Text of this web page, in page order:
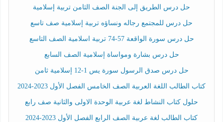
حل درس الطريق إلى الجنة الصف الثامن تربية إسلامية
حل درس للمجتمع رجاله ونساؤه تربية إسلامية صف تاسع
حل درس سورة الواقعة 57-74 تربية اسلامية الصف التاسع
حل درس بشارة ومواساة إسلامية الصف السابع
حل درس صدق الرسول سورة يس 1-12 إسلامية ثامن
كتاب الطالب اللغة العربية الصف الخامس الفصل الأول 2023-2024
حلول كتاب النشاط لغة عربية الوحدة الاولى والثانية صف رابع
كتاب الطالب لغة عربية الصف الرابع الفصل الأول 2023-2024